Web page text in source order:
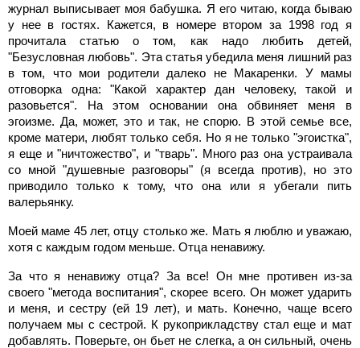
журнал выписывает моя бабушка. Я его читаю, когда бываю
у нее в гостях. Кажется, в номере втором за 1998 год я
прочитала статью о том, как надо любить детей,
"Безусловная любовь". Эта статья убедила меня лишний раз
в том, что мои родители далеко не Макаренки. У мамы
отговорка одна: "Какой характер дан человеку, такой и
разовьется". На этом основании она обвиняет меня в
эгоизме. Да, может, это и так, не спорю. В этой семье все,
кроме матери, любят только себя. Но я не только "эгоистка",
я еще и "ничтожество", и "тварь". Много раз она устраивала
со мной "душевные разговоры" (я всегда против), но это
приводило только к тому, что она или я убегали пить
валерьянку.
Моей маме 45 лет, отцу столько же. Мать я люблю и уважаю,
хотя с каждым годом меньше. Отца ненавижу.
За что я ненавижу отца? За все! Он мне противен из-за
своего "метода воспитания", скорее всего. Он может ударить
и меня, и сестру (ей 19 лет), и мать. Конечно, чаще всего
получаем мы с сестрой. К рукоприкладству стал еще и мат
добавлять. Поверьте, он бьет не слегка, а он сильный, очень